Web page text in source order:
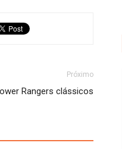
Próximo
Rangers clássicos